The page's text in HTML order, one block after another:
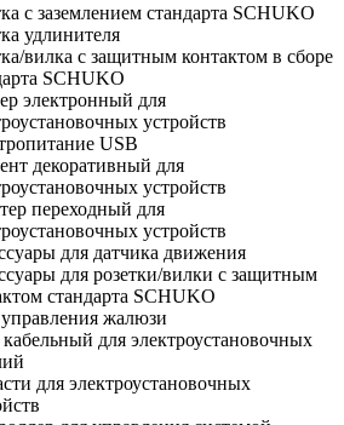
с заземлением стандарта SCHUKO
удлинителя
вилка с защитным контактом в сборе
SCHUKO
электронный для
устройств
USB
декоративный для
устройств
переходный для
устройств
для датчика движения
для розетки/вилки с защитным
стандарта SCHUKO
жалюзи
для электроустановочных
для электроустановочных